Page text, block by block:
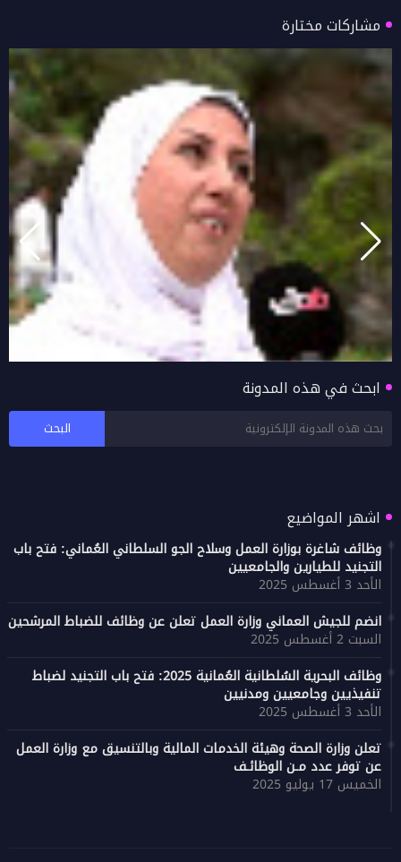
مشاركات مختارة
ابحث في هذه المدونة
اشهر المواضيع
وظائف شاغرة بوزارة العمل وسلاح الجو السلطاني العُماني: فتح باب
التجنيد للطيارين والجامعيين
الأحد 3 أغسطس 2025
انضم للجيش العماني وزارة العمل تعلن عن وظائف للضباط المرشحين
السبت 2 أغسطس 2025
وظائف البحرية السُلطانية العُمانية 2025: فتح باب التجنيد لضباط
تنفيذيين وجامعيين ومدنيين
الأحد 3 أغسطس 2025
تعلن وزارة الصحة وهيئة الخدمات المالية وبالتنسيق مع وزارة العمل
عن توفر عدد مـن الوظائـف
الخميس 17 يوليو 2025